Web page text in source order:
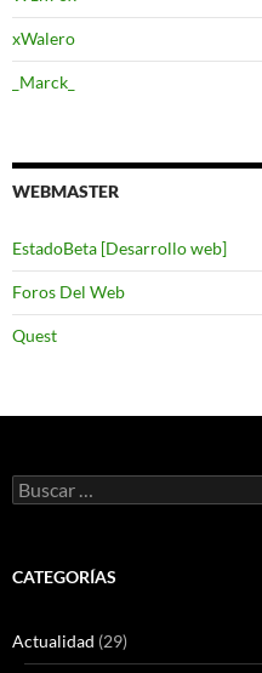
xWalero
_Marck_
WEBMASTER
EstadoBeta [Desarrollo web]
Foros Del Web
Quest
Buscar:
CATEGORÍAS
Actualidad (29)